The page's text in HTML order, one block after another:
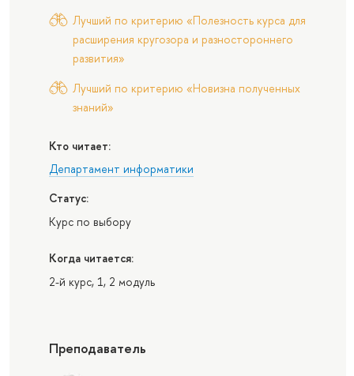
Лучший по критерию «Полезность курса для
расширения кругозора и разностороннего
развития»
Лучший по критерию «Новизна полученных
знаний»
Кто читает:
Департамент информатики
Статус:
Курс по выбору
Когда читается:
2-й курс, 1, 2 модуль
Преподаватель